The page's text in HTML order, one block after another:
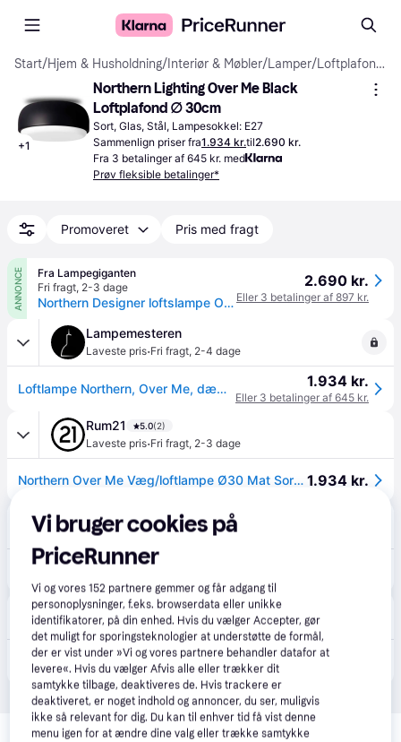
Start/Hjem & Husholdning/ Interiør & Møbler/Lamper/ Loftplafonder
+1
Northern Lighting Over Me Black
Loftplafond ∅ 30cm
Sort, Glas, Stål, Lampesokkel: E27
Sammenlign priser fra1.934 kr.til2.690 kr.
Fra 3 betalinger af 645 kr. med
Prøv fleksible betalinger*
Promoveret Pris med fragt
ANNONCE
Fra Lampegiganten
Fri fragt, 2-3 dage
Northern Designer loftslampe Over Me, dæmpbar, Sort, Stue/spisestue, Metal, Design
2.690 kr.
Eller 3 betalinger af 897 kr.
Lampemesteren
Laveste pris·Fri fragt, 2-4 dage
Loftlampe Northern, Over Me, dæmpbar, Sort, Stue, Metal 1.934 kr.
Eller 3 betalinger af 645 kr.
Rum21 5.0(2)
Laveste pris·Fri fragt, 2-3 dage
Northern Over Me Væg/loftlampe Ø30 Mat Sort - Spotlights Kobber Matt Black - 675. 1.934 kr.
Nordic Nest 4.3(66)
Laveste pris·Fri fragt,4-6 dage
Lampegiganten
Fri fragt,2-3 dage
Northern Designer loftslampe Over Me, dæmpbar, Sort, Stue/spisestue, Metal, Design 2.690 kr.
Eller 3 betalinger af 897 kr.
Relaterede produkter
Vi bruger cookies på
PriceRunner
Vi og vores152 partnere gemmer og får adgang til
personoplysninger, f.eks. browserdata eller unikke
identifikatorer, på din enhed. Hvis du vælger Accepter, gør
det muligt for sporingsteknologier at understøtte de formål,
der er vist under »Vi og vores partnere behandler datafor at
levere«. Hvis du vælger Afvis alle eller trækker dit
samtykke tilbage, deaktiveres de. Hvis trackere er
deaktiveret, er noget indhold og annoncer, du ser, muligvis
ikke så relevant for dig. Du kan til enhver tid få vist denne
menu igen for at ændre dine valg eller trække samtykke